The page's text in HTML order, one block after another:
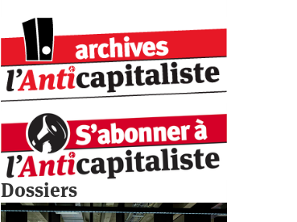
Dossiers